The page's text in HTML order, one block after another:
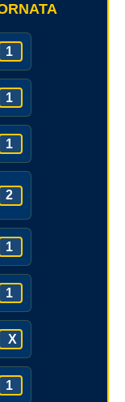
1
1
1
2
1
1
X
1